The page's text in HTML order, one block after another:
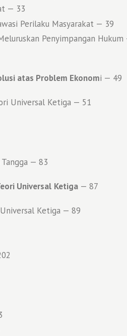
— 33
Perilaku Masyarakat — 39
Penyimpangan
atas Problem Ekonomi — 49
Universal Ketiga — 51
— 83
Universal Ketiga — 87
Ketiga — 89